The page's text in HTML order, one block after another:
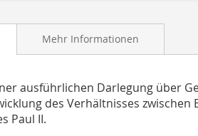
ausführlichen Darlegung über
des Verhältnisses
Paul II.
Mehr Informationen